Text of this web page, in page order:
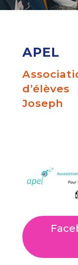
APEL
Joseph